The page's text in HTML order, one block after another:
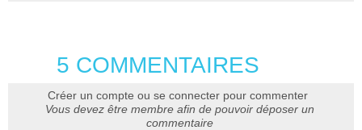
5 COMMENTAIRES
Créer un compte ou se connecter pour commenter
Vous devez être membre afin de pouvoir déposer un
commentaire